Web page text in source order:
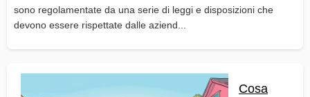
sono regolamentate da una serie di leggi e disposizioni che
devono essere rispettate dalle aziend...
Cosa